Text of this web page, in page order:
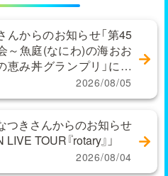
からのお知らせ「第45
～魚庭(なにわ)の海おお
恵み丼グランプリ」に関
2026/08/05
つきさんからのお知らせ
TOUR『rotary』」
2026/08/04